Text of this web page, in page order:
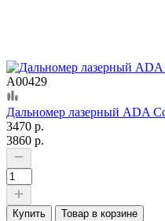
А00429
Дальномер лазерный ADA
3470 р.
3860 р.
Купить Товар в корзине